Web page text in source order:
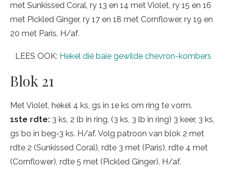
met Sunkissed Coral, ry 13 en 14 met Violet, ry 15 en 16
met Pickled Ginger, ry 17 en 18 met Cornflower, ry 19 en
20 met Paris. H/af.
LEES OOK: Hekel dié baie gewilde chevron-kombers
Blok 21
Met Violet, hekel 4 ks, gs in 1e ks om ring te vorm.
1ste rdte: 3 ks, 2 lb in ring, (3 ks, 3 lb in ring) 3 keer, 3 ks,
gs bo in beg-3 ks. H/af. Volg patroon van blok 2 met
rdte 2 (Sunkissed Coral), rdte 3 met (Paris), rdte 4 met
(Cornflower), rdte 5 met (Pickled Ginger). H/af.